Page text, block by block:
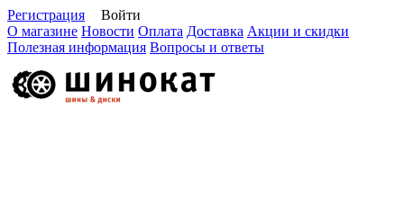
Регистрация
Войти
О магазине Новости Оплата Доставка Акции и скидки
Полезная информация Вопросы и ответы